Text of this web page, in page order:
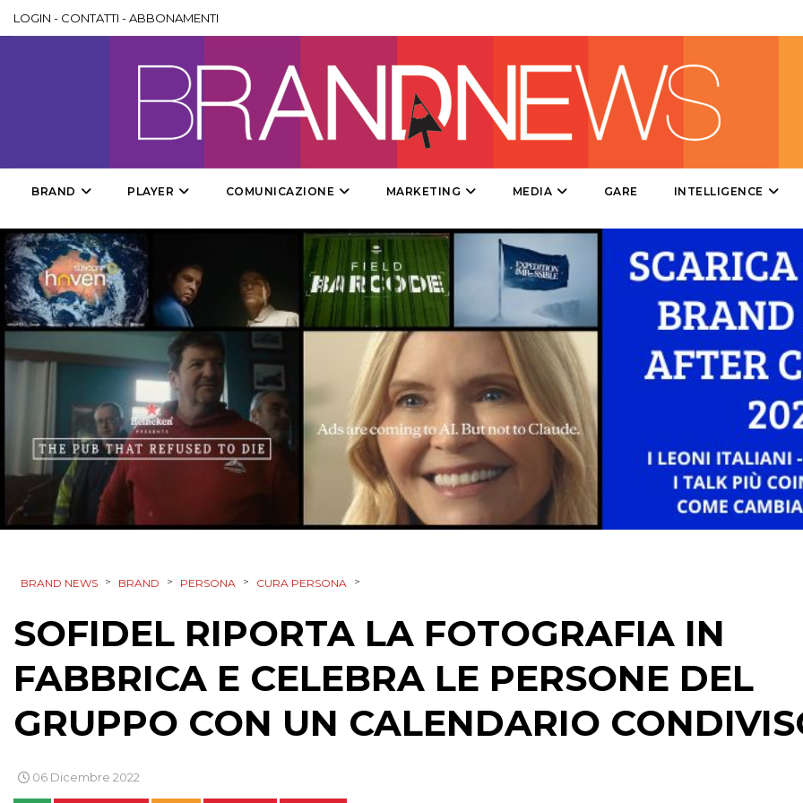
DATI
RICERCHE
NORMATIVE
TREND
CASE HISTORY
OPINIONI
LOGIN - CONTATTI -ABBONAMENTI
BRAND PLAYER COMUNICAZIONE MARKETING MEDIA GARE INTELLIGENCE
BRAND NEWS > BRAND > PERSONA > CURA PERSONA >
SOFIDEL RIPORTA LA FOTOGRAFIA IN
FABBRICA E CELEBRA LE PERSONE DEL
GRUPPO CON UN CALENDARIO
06 Dicembre 2022